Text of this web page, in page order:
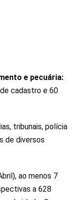
e pecuária:
cadastro e 60
tribunais, polícia
de diversos
ao menos 7
a 628